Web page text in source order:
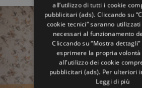
all’utilizzo di tutti i cookie
pubblicitari (ads). Cliccando su
cookie tecnici” saranno
necessari al funzionamento
Cliccando su “Mostra
esprimere la propria
all’utilizzo dei cookie
pubblicitari (ads). Per ulteriori
Leggi di più